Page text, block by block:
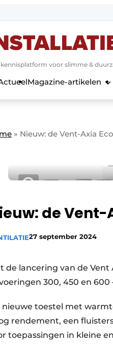
Algemene voorwaarden
Banner overzicht
BedrijvenAanmelden
Bedrijven
Evenement aanmelden
Meest gelezen
Vacature aanmelden
voor slimme &
Magazine-artikelen
» Nieuw: de Vent-Axia
de Vent-
27 september 2024
de lancering van de Vent
300, 450 en
nieuwe toestel met
rendement, een
toepassingen in kleine